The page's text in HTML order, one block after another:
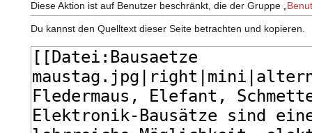
Diese Aktion ist auf Benutzer beschränkt, die der Gruppe „
Du kannst den Quelltext dieser Seite betrachten und kopieren.